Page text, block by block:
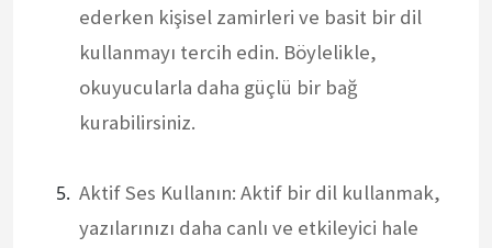
ederken kişisel zamirleri ve basit bir dil
kullanmayı tercih edin. Böylelikle,
okuyucularla daha güçlü bir bağ
kurabilirsiniz.
Aktif Ses Kullanın: Aktif bir dil kullanmak,
yazılarınızı daha canlı ve etkileyici hale